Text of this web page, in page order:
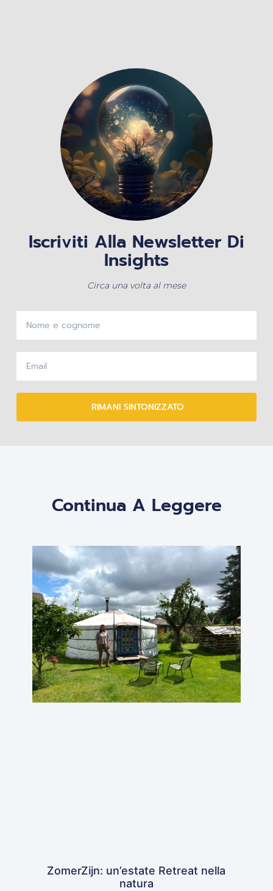
Iscriviti Alla Newsletter Di
Insights
Circa una volta al mese
RIMANI SINTONIZZATO
Continua A Leggere
ZomerZijn: un’estate Retreat nella
natura